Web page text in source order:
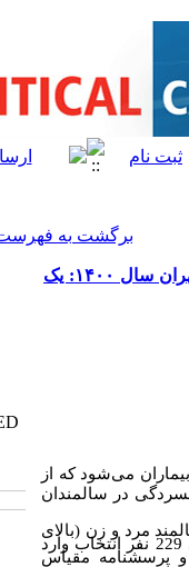
برگشت به
بررسی میزان اضطراب و افسردگی در سالمندان مبتلا به سندرم کرونری حاد در بیمارستان‌های منتخب شهر تهران سال ۱۴۰۰: یک
می‌شود که از
در سالمندان
بیماران سالمند مرد و زن (بالای
60 سال) مبتلا به بیماری سندرم کرونری حاد بستری در بیمارستان‌های منتخب شهر تهران بودند که به روش تصادفی 229 نفر انتخاب وارد
و پرسشنامه مقیاس